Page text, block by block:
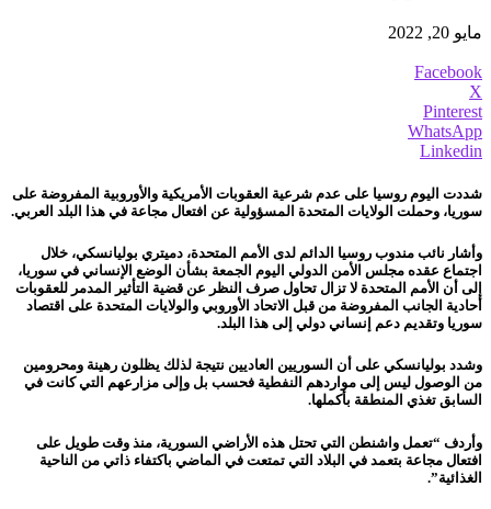
مايو 20, 2022
Facebook
X
Pinterest
WhatsApp
Linkedin
شددت اليوم روسيا على عدم شرعية العقوبات الأمريكية والأوروبية المفروضة على
سوريا، وحملت الولايات المتحدة المسؤولية عن افتعال مجاعة في هذا البلد العربي.
وأشار نائب مندوب روسيا الدائم لدى الأمم المتحدة، دميتري بوليانسكي، خلال
اجتماع عقده مجلس الأمن الدولي اليوم الجمعة بشأن الوضع الإنساني في سوريا،
إلى أن الأمم المتحدة لا تزال تحاول صرف النظر عن قضية التأثير المدمر للعقوبات
أحادية الجانب المفروضة من قبل الاتحاد الأوروبي والولايات المتحدة على اقتصاد
سوريا وتقديم دعم إنساني دولي إلى هذا البلد.
وشدد بوليانسكي على أن السوريين العاديين نتيجة لذلك يظلون رهينة ومحرومين
من الوصول ليس إلى مواردهم النفطية فحسب بل وإلى مزارعهم التي كانت في
السابق تغذي المنطقة بأكملها.
وأردف “تعمل واشنطن التي تحتل هذه الأراضي السورية، منذ وقت طويل على
افتعال مجاعة بتعمد في البلاد التي تمتعت في الماضي باكتفاء ذاتي من الناحية
الغذائية”.